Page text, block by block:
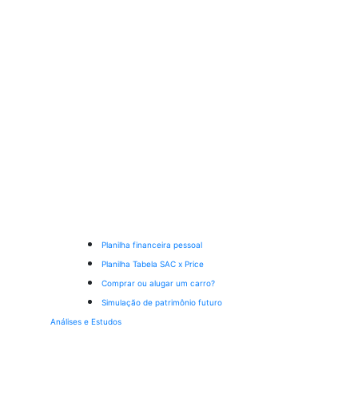
Planilha financeira pessoal
Planilha Tabela SAC x Price
Comprar ou alugar um carro?
Simulação de patrimônio futuro
Análises e Estudos